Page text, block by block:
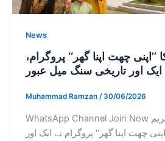
News
چھت اپنا گھر‘‘ پروگرام،
ایک اور تاریخی سنگ میل عبور
Muhammad Ramzan /30/06/2026
WhatsApp Channel Join Now وزیراعلیٰ پنجاب مریم
چھت اپنا گھر‘‘ پروگرام نے ایک اور